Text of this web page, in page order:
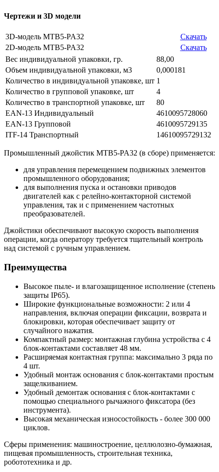
Чертежи и 3D модели
3D-модель MTB5-PA32
Скачать
2D-модель MTB5-PA32
Скачать
Вес индивидуальной упаковки, гр.
88,00
Объем индивидуальной упаковки, м3
0,000181
Количество в индивидуальной упаковке, шт 1
Количество в групповой упаковке, шт
4
Количество в транспортной упаковке, шт
80
EAN-13 Индивидуальный
4610095728060
EAN-13 Групповой
4610095729135
ITF-14 Транспортный
14610095729132
Промышленный джойстик MTB5-PA32 (в сборе) применяется:
для управления перемещением подвижных элементов
промышленного оборудования;
для выполнения пуска и остановки приводов
двигателей как с релейно-контакторной системой
управления, так и с применением частотных
преобразователей.
Джойстики обеспечивают высокую скорость выполнения
операции, когда оператору требуется тщательный контроль
над системой с ручным управлением.
Преимущества
Высокое пыле- и влагозащищенное исполнение (степень
защиты IP65).
Широкие функциональные возможности: 2 или 4
направления, включая операции фиксации, возврата и
блокировки, которая обеспечивает защиту от
случайного нажатия.
Компактный размер: монтажная глубина устройства с 4
блок-контактами составляет 48 мм.
Расширяемая контактная группа: максимально 3 ряда по
4 шт.
Удобный монтаж основания с блок-контактами простым
защелкиванием.
Удобный демонтаж основания с блок-контактами с
помощью специального рычажного фиксатора (без
инструмента).
Высокая механическая износостойкость - более 300 000
циклов.
Сферы применения: машиностроение, целлюлозно-бумажная,
пищевая промышленность, строительная техника,
робототехника и др.